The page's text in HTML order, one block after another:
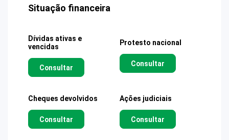
Situação financeira
Dívidas ativas e
vencidas
Consultar
Protesto nacional
Consultar
Cheques devolvidos
Consultar
Ações judiciais
Consultar